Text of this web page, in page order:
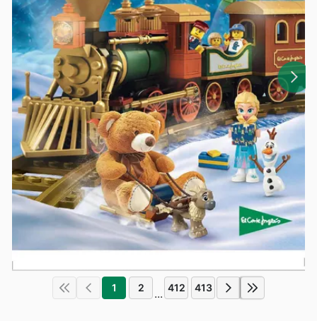
1 2 ... 412 413